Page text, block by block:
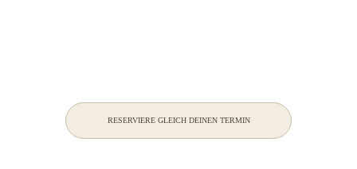
RESERVIERE GLEICH DEINEN TERMIN